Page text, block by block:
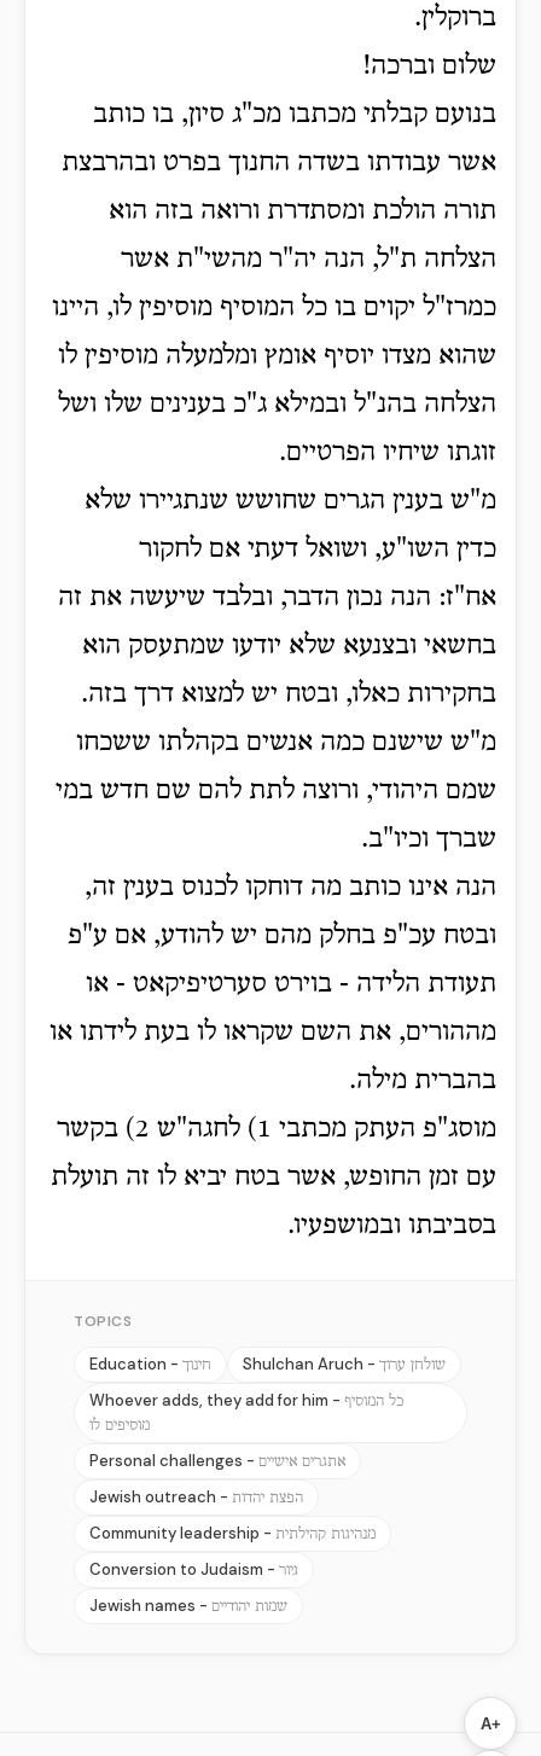
ברוקלין.
שלום וברכה!
בנועם קבלתי מכתבו מכ"ג סיון, בו כותב
אשר עבודתו בשדה החנוך בפרט ובהרבצת
תורה הולכת ומסתדרת ורואה בזה הוא
הצלחה ת"ל, הנה יה"ר מהשי"ת אשר
כמרז"ל יקוים בו כל המוסיף מוסיפין לו, היינו
שהוא מצדו יוסיף אומץ ומלמעלה מוסיפין לו
הצלחה בהנ"ל ובמילא ג"כ בענינים שלו ושל
זוגתו שיחיו הפרטיים.
מ"ש בענין הגרים שחושש שנתגיירו שלא
כדין השו"ע, ושואל דעתי אם לחקור
אח"ז: הנה נכון הדבר, ובלבד שיעשה את זה
בחשאי ובצנעא שלא יודעו שמתעסק הוא
בחקירות כאלו, ובטח יש למצוא דרך בזה.
מ"ש שישנם כמה אנשים בקהלתו ששכחו
שמם היהודי, ורוצה לתת להם שם חדש במי
שברך וכיו"ב.
הנה אינו כותב מה דוחקו לכנוס בענין זה,
ובטח עכ"פ בחלק מהם יש להודע, אם ע"פ
תעודת הלידה - בוירט סערטיפיקאט - או
מההורים, את השם שקראו לו בעת לידתו או
בהברית מילה.
מוסג"פ העתק מכתבי 1) לחגה"ש 2) בקשר
עם זמן החופש, אשר בטח יביא לו זה תועלת
בסביבתו ובמושפעיו.
TOPICS
Education - חינוך Shulchan Aruch - שולחן ערוך
Whoever adds, they add for him - כל המוסיף
מוסיפים לו
Personal challenges - אתגרים אישיים
Jewish outreach - הפצת יהדות
Community leadership - מנהיגות קהילתית
Conversion to Judaism - גיור
Jewish names - שמות יהודיים
A+